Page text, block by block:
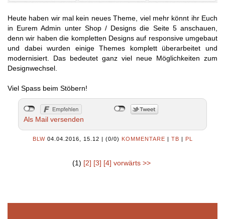
Heute haben wir mal kein neues Theme, viel mehr könnt ihr Euch
in Eurem Admin unter Shop / Designs die Seite 5 anschauen,
denn wir haben die kompletten Designs auf responsive umgebaut
und dabei wurden einige Themes komplett überarbeitet und
modernisiert. Das bedeutet ganz viel neue Möglichkeiten zum
Designwechsel.
Viel Spass beim Stöbern!
Als Mail versenden
BLW 04.04.2016, 15.12 | (0/0) KOMMENTARE | TB | PL
(1) [2] [3] [4] vorwärts >>